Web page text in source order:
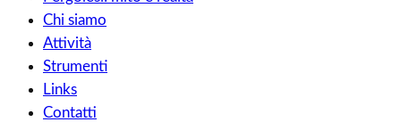
Chi siamo
Attività
Strumenti
Links
Contatti